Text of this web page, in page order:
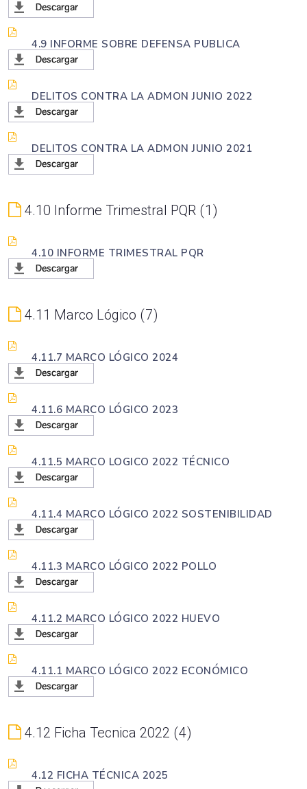
4.9 INFORME SOBRE DEFENSA PUBLICA
DELITOS CONTRA LA ADMON JUNIO 2022
DELITOS CONTRA LA ADMON JUNIO 2021
4.10 Informe Trimestral PQR 1
4.10 INFORME TRIMESTRAL PQR
4.11 Marco Lógico 7
4.11.7 MARCO LÓGICO 2024
4.11.6 MARCO LÓGICO 2023
4.11.5 MARCO LOGICO 2022 TÉCNICO
4.11.4 MARCO LÓGICO 2022 SOSTENIBILIDAD
4.11.3 MARCO LÓGICO 2022 POLLO
4.11.2 MARCO LÓGICO 2022 HUEVO
4.11.1 MARCO LÓGICO 2022 ECONÓMICO
4.12 Ficha Tecnica 2022 4
4.12 FICHA TÉCNICA 2025